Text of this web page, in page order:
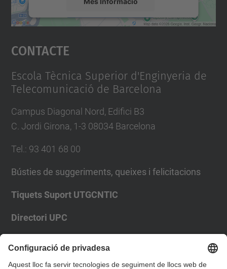
Accepta
powered by
Contacte
Escola Tècnica Superior d'Enginyeria de
Telecomunicació de Barcelona
Campus Diagonal Nord, Edifici B3
C. Jordi Girona, 1-3 08034 Barcelona
Tel. : 93 401 68 00
Bústies de suggeriments, queixes i felicitacions
Tiquets Suport UTGCNTIC
Directori UPC